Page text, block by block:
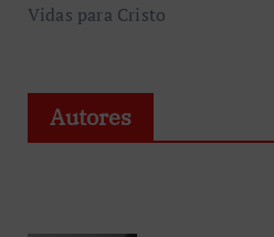
Vidas para Cristo
Autores